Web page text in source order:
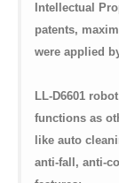
Intellectual
patents,
were applied
LL-D6601
functions as
like auto
anti-fall, anti-